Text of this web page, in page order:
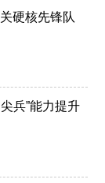
硬核先锋队
兵”能力提升